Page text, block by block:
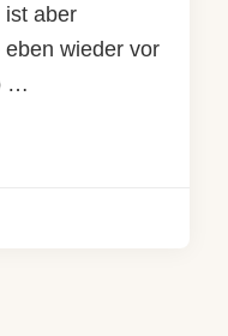
ist aber
wieder vor
…